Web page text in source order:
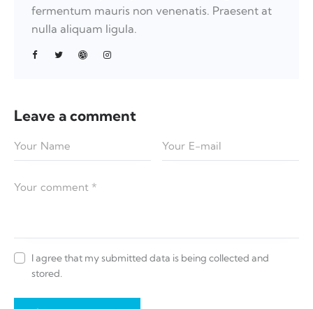
fermentum mauris non venenatis. Praesent at
nulla aliquam ligula.
Leave a comment
I agree that my submitted data is being collected and
stored.